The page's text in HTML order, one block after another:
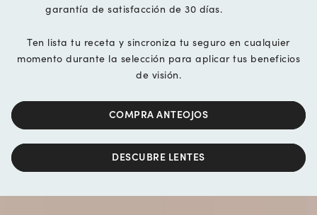
garantía de satisfacción de 30 días.
Ten lista tu receta y sincroniza tu seguro en cualquier
momento durante la selección para aplicar tus beneficios
de visión.
COMPRA ANTEOJOS
DESCUBRE LENTES